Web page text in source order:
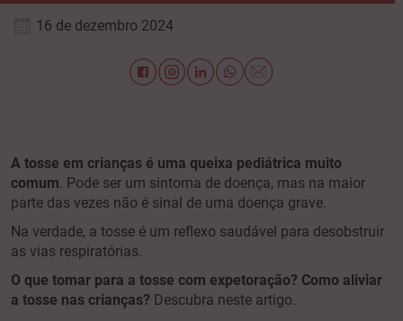
16 de dezembro 2024
A tosse em crianças é uma queixa pediátrica muito
comum. Pode ser um sintoma de doença, mas na maior
parte das vezes não é sinal de uma doença grave.
Na verdade, a tosse é um reflexo saudável para desobstruir
as vias respiratórias.
O que tomar para a tosse com expetoração? Como aliviar
a tosse nas crianças? Descubra neste artigo.